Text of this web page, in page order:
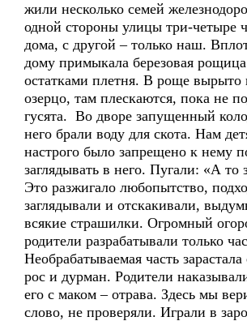
жили несколько семей
одной стороны улицы три-четыре
дома, с другой – только наш.
дому примыкала березовая
остатками плетня. В роще вырыто
озерцо, там плескаются, пока не
гусята. Во дворе запущенный
него брали воду для скота. Нам
настрого было запрещено к нему
заглядывать в него. Пугали: «А то
Это разжигало любопытство,
заглядывали и отскакивали,
всякие страшилки. Огромный
родители разрабатывали только
Необрабатываемая часть
рос и дурман. Родители
его с маком – отрава. Здесь мы
слово, не проверяли. Играли в